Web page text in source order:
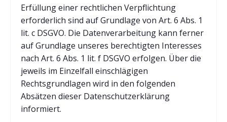
Erfüllung einer rechtlichen Verpflichtung
erforderlich sind auf Grundlage von Art. 6 Abs. 1
lit. c DSGVO. Die Datenverarbeitung kann ferner
auf Grundlage unseres berechtigten Interesses
nach Art. 6 Abs. 1 lit. f DSGVO erfolgen. Über die
jeweils im Einzelfall einschlägigen
Rechtsgrundlagen wird in den folgenden
Absätzen dieser Datenschutzerklärung
informiert.